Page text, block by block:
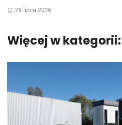
28 lipca 2026
Więcej w kategorii: